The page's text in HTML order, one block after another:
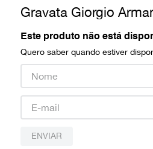
Gravata Giorgio
Este produto não está
Quero saber quando estiver
ENVIAR
paula raia
valentino
burberry
prada